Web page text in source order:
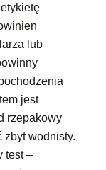
lub
jest
rzepakowy
zbyt wodnisty.
test –